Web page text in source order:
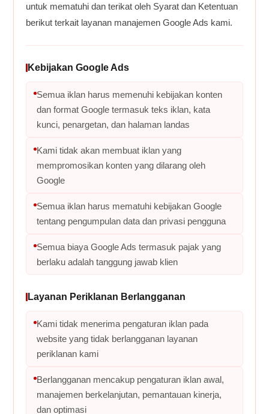
untuk mematuhi dan terikat oleh Syarat dan Ketentuan
berikut terkait layanan manajemen Google Ads kami.
Kebijakan Google Ads
Semua iklan harus memenuhi kebijakan konten
dan format Google termasuk teks iklan, kata
kunci, penargetan, dan halaman landas
Kami tidak akan membuat iklan yang
mempromosikan konten yang dilarang oleh
Google
Semua iklan harus mematuhi kebijakan Google
tentang pengumpulan data dan privasi pengguna
Semua biaya Google Ads termasuk pajak yang
berlaku adalah tanggung jawab klien
Layanan Periklanan Berlangganan
Kami tidak menerima pengaturan iklan pada
website yang tidak berlangganan layanan
periklanan kami
Berlangganan mencakup pengaturan iklan awal,
manajemen berkelanjutan, pemantauan kinerja,
dan optimasi